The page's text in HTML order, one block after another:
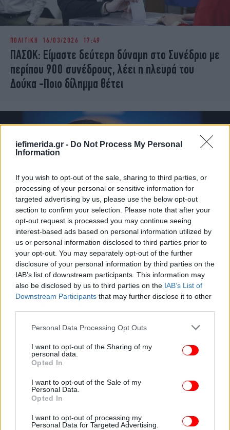
iefimerida.gr - Do Not Process My Personal
Information
If you wish to opt-out of the sale, sharing to third parties, or
processing of your personal or sensitive information for
targeted advertising by us, please use the below opt-out
section to confirm your selection. Please note that after your
opt-out request is processed you may continue seeing
interest-based ads based on personal information utilized by
us or personal information disclosed to third parties prior to
your opt-out. You may separately opt-out of the further
disclosure of your personal information by third parties on the
IAB’s list of downstream participants. This information may
also be disclosed by us to third parties on the IAB’s List of
Downstream Participants that may further disclose it to other
Please note that this website/app uses one or more Google
not limited to your visit or usage behaviour. You may click to
grant or deny consent to Google and its third-party tags to
use your data for below specified purposes in below Google
consent section.
Personal Data Processing Opt Outs
I want to opt-out of the Sharing of my
personal data.
Opted In
I want to opt-out of the Sale of my
Personal Data.
Opted In
I want to opt-out of processing my
Personal Data for Targeted Advertising.
ΠΟΛΙΤΙΚΗ 16/03/2026 17:49
ΠΑΣΟΚ: Είμαστε δεύτερη δύναμη στο Συνέδριο με
περίπου 900 συνέδρους, λέει η πλευρά του
Δούκα -Ποιο δίλημμα θέτει
ΠΟΛΙΤΙΚΗ 14/02/2026 14:42
Δούκας από Μυτιλήνη: Ο προγραμματικός
διάλογος των προοδευτικών δυνάμεων είναι
πράξη ευθύνης